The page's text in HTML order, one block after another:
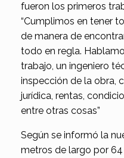
fueron los primeros
“Cumplimos en tener
de manera de
todo en regla.
trabajo, un ingeniero
inspección de la obra,
jurídica, rentas,
entre otras cosas”
Según se informó la
metros de largo por